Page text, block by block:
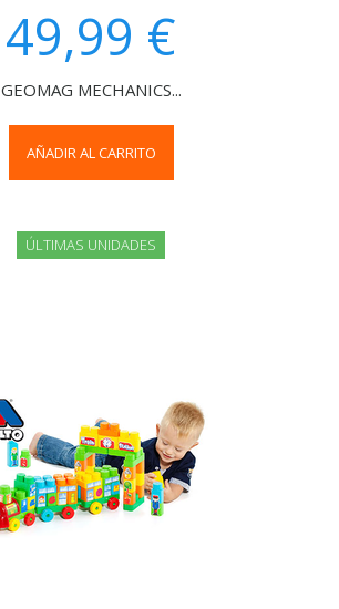
49,99 €
GEOMAG MECHANICS...
AÑADIR AL CARRITO
ÚLTIMAS UNIDADES